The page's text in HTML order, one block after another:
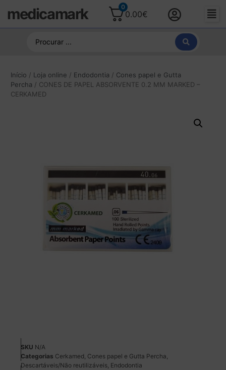
medicamark 0
0.00€
Início / Loja online / Endodontia / Cones papel e Gutta
Percha / CONES DE PAPEL ABSORVENTE 0.2 MM MARKED –
CERKAMED
SKU N/A
Categorias Cerkamed, Cones papel e Gutta Percha,
Descartáveis/Não reutilizáveis, Endodontia